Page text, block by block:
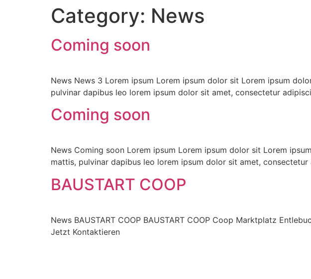
Category: News
Coming soon
News News 3 Lorem ipsum Lorem ipsum dolor sit Lorem ipsum
pulvinar dapibus leo lorem ipsum dolor sit amet, consectetur
Coming soon
News Coming soon Lorem ipsum Lorem ipsum dolor sit Lorem
mattis, pulvinar dapibus leo lorem ipsum dolor sit amet,
BAUSTART COOP
News BAUSTART COOP BAUSTART COOP Coop Marktplatz
Jetzt Kontaktieren